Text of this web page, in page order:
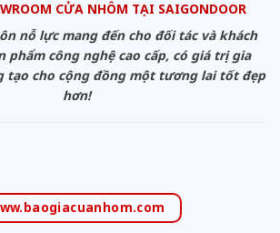
CỬA NHÔM TẠI SAIGONDOOR
nỗ lực mang đến cho đối tác và khách
phẩm công nghệ cao cấp, có giá trị gia
tạo cho cộng đồng một tương lai tốt đẹp
hơn!